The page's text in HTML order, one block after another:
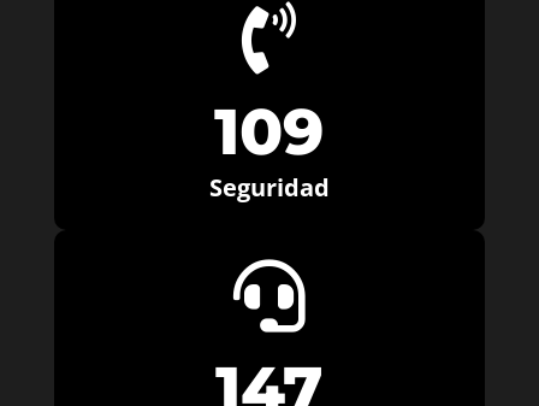

109
Seguridad

147